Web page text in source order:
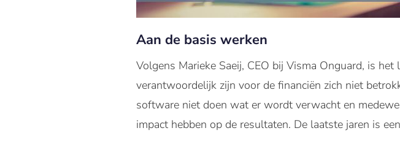
Aan de basis werken
Volgens Marieke Saeij, CEO bij Visma Onguard, is
verantwoordelijk zijn voor de financiën zich niet
software niet doen wat er wordt verwacht en
impact hebben op de resultaten. De laatste jaren is